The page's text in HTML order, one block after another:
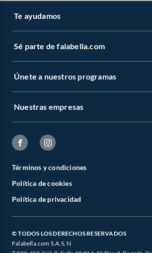
Te ayudamos
Sé parte de falabella.com
Únete a nuestros programas
Nuestras empresas
Términos y condiciones
Política de cookies
Política de privacidad
© TODOS LOS DERECHOS RESERVADOS
Falabella.com S.A.S. N